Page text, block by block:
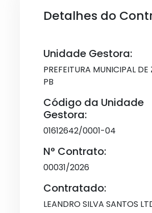
Detalhes do
Unidade Gestora:
PREFEITURA MUNICIPAL DE
PB
Código da Unidade
Gestora:
01612642/0001-04
N° Contrato:
00031/2026
Contratado:
LEANDRO SILVA SANTOS